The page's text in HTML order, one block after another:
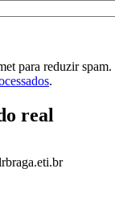
para reduzir spam.
.
real